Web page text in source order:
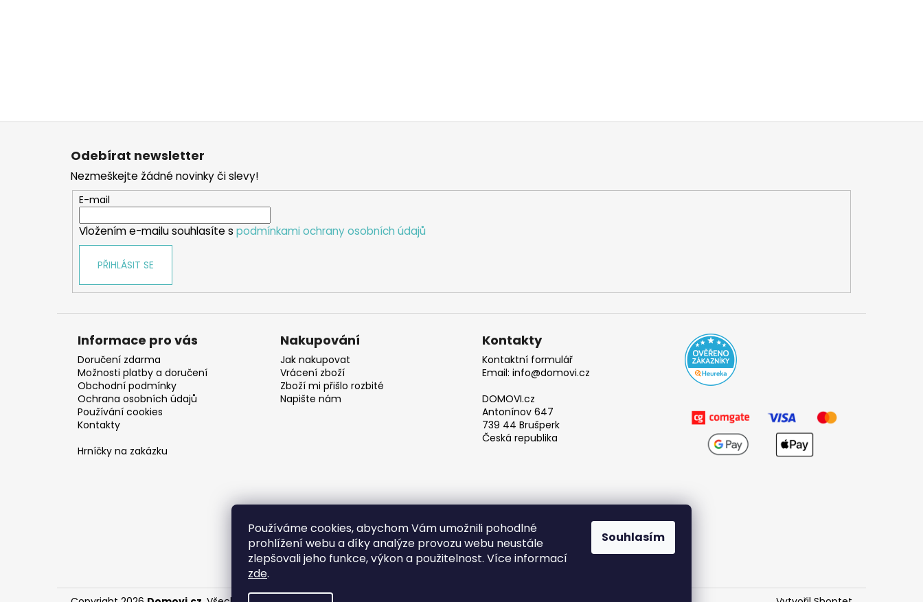
Používáme cookies, abychom Vám umožnili pohodlné
prohlížení webu a díky analýze provozu webu neustále
zlepšovali jeho funkce, výkon a použitelnost. Více informací
zde.
Souhlasím
Z
Odebírat newsletter
Nezmeškejte žádné novinky či slevy!
E-mail
Vložením e-mailu souhlasíte s podmínkami ochrany osobních údajů
PŘIHLÁSIT SE
Informace pro vás
Doručení zdarma
Možnosti platby a doručení
Obchodní podmínky
Ochrana osobních údajů
Používání cookies
Kontakty
Hrníčky na zakázku
Nakupování
Jak nakupovat
Vrácení zboží
Zboží mi přišlo rozbité
Napište nám
Kontakty
Kontaktní formulář
Email: info@domovi.cz
DOMOVI.cz
Antonínov 647
739 44 Brušperk
Česká republika
Obchodní podmínky